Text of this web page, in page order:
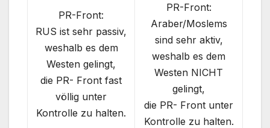
PR-Front:
RUS ist sehr passiv,
weshalb es dem
Westen gelingt,
die PR- Front fast
völlig unter
Kontrolle zu halten.
PR-Front:
Araber/Moslems
sind sehr aktiv,
weshalb es dem
Westen NICHT
gelingt,
die PR- Front unter
Kontrolle zu halten.